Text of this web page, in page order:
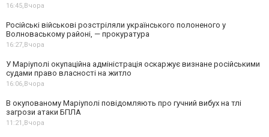
16:45,Вчора
Російські військові розстріляли українського полоненого у
Волноваському районі, — прокуратура
16:27,Вчора
У Маріуполі окупаційна адміністрація оскаржує визнане російськими
судами право власності на житло
16:06,Вчора
В окупованому Маріуполі повідомляють про гучний вибух на тлі
загрози атаки БПЛА
11:21,Вчора